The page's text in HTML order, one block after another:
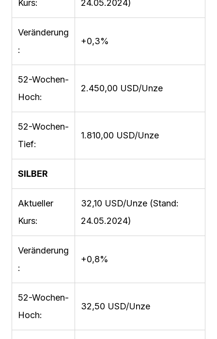
Kurs: 24.05.2024)
Veränderung
:
+0,3%
52-Wochen-
Hoch:
2.450,00 USD/Unze
52-Wochen-
Tief:
1.810,00 USD/Unze
SILBER
Aktueller
Kurs:
32,10 USD/Unze (Stand:
24.05.2024)
Veränderung
:
+0,8%
52-Wochen-
Hoch:
32,50 USD/Unze